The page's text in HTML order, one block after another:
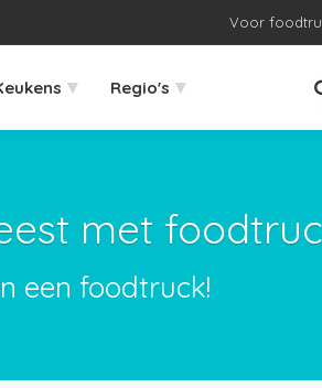
Voor
▾ Regio's ▾
met
een foodtruck!